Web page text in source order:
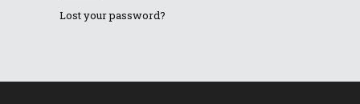
Lost your password?